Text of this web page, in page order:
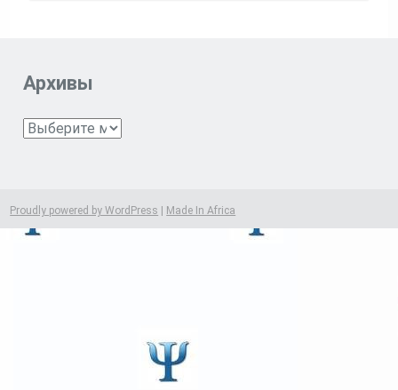
Архивы
Архивы
Proudly powered by WordPress Made In Africa